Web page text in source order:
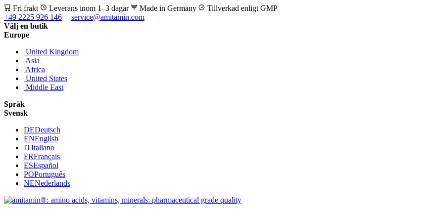
Fri frakt Leverans inom 1–3 dagar Made in Germany
Tillverkad enligt GMP
+49 2225 926 146
service@amitamin.com
Välj en butik
Europe
United Kingdom
Asia
Africa
United States
Middle East
Språk
Svensk
DEDeutsch
ENEnglish
ITItaliano
FRFrançais
ESEspañol
POPortuguês
NENederlands